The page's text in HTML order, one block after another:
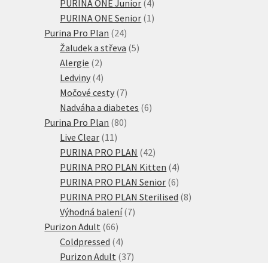
PURINA ONE Junior 4
produkty
PURINA ONE Senior 1 1
Purina Pro Plan 2424
produktů
Žaludek a střeva 55
Alergie 22
produkty
Ledviny 44
produkty
Močové cesty 77
produktů
Nadváha a diabetes 66
Purina Pro Plan 8080
Live Clear 11 11
produktů
PURINA PRO PLAN 4242
produktů
PURINA PRO PLAN Kitten 44
produkty
PURINA PRO PLAN Senior 66
produktů
PURINA PRO PLAN Sterilised 88
Výhodná balení 77
Purizon Adult 6666
produktů
Coldpressed 44
produkty
Purizon Adult 3737